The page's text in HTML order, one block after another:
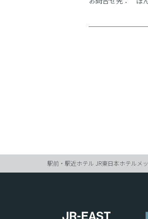
駅前・駅近ホテル JR東日本ホテルメ